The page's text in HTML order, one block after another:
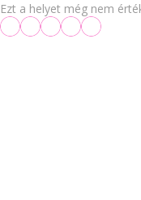
Ezt a helyet még nem